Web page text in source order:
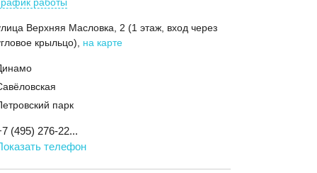
Верхняя Масловка, 2 (1 этаж, вход через
крыльцо)
на карте
парк
(495) 276-22...
телефон